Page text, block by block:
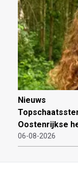
Nieuws
Oostenrijkse
06-08-2026